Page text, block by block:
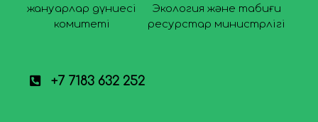
жануарлар дүниесі
комитеті
Экология және табиғи
ресурстар министрлігі
+7 7183 632 252